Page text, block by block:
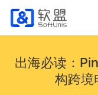
出海必读：
构跨境